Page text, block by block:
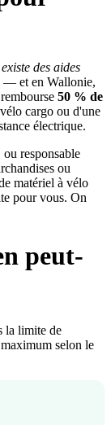
des aides
— et en Wallonie,
50 % de
cargo ou d'une
électrique.
responsable
ou
matériel à vélo
pour vous. On
peut-
la limite de
selon le